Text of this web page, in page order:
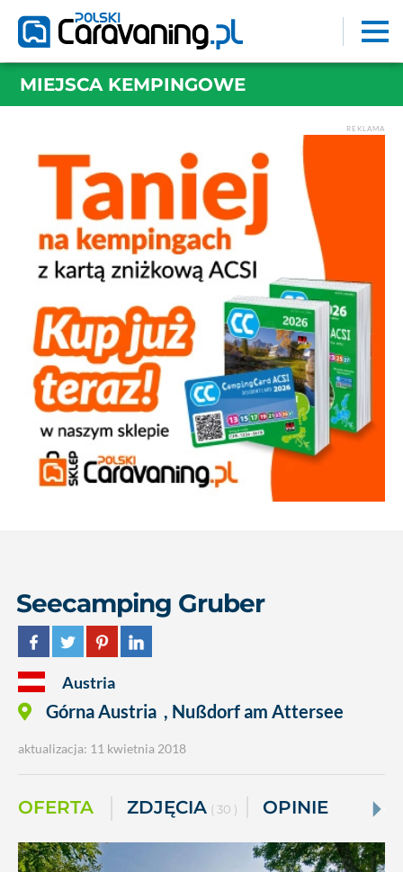
MIEJSCA KEMPINGOWE
REKLAMA
Seecamping Gruber
Austria
Górna Austria , Nußdorf am Attersee
aktualizacja: 11 kwietnia 2018
OFERTA ZDJĘCIA ( 30 ) OPINIE